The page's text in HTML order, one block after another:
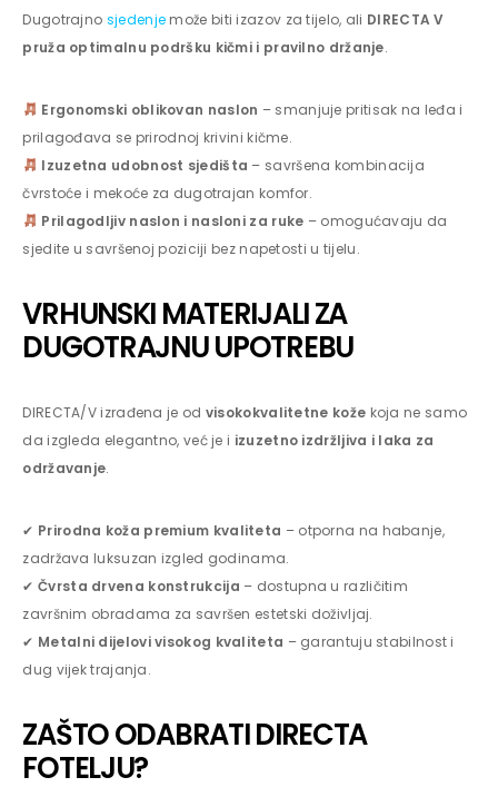
Dugotrajno sjedenje može biti izazov za tijelo, ali DIRECTA V
pruža optimalnu podršku kičmi i pravilno držanje.
Ergonomski oblikovan naslon – smanjuje pritisak na leđa i
prilagođava se prirodnoj krivini kičme.
Izuzetna udobnost sjedišta – savršena kombinacija
čvrstoće i mekoće za dugotrajan komfor.
Prilagodljiv naslon i nasloni za ruke – omogućavaju da
sjedite u savršenoj poziciji bez napetosti u tijelu.
VRHUNSKI MATERIJALI ZA
DUGOTRAJNU UPOTREBU
DIRECTA/V izrađena je od visokokvalitetne kože koja ne samo
da izgleda elegantno, već je i izuzetno izdržljiva i laka za
održavanje.
✔ Prirodna koža premium kvaliteta – otporna na habanje,
zadržava luksuzan izgled godinama.
✔ Čvrsta drvena konstrukcija – dostupna u različitim
završnim obradama za savršen estetski doživljaj.
✔ Metalni dijelovi visokog kvaliteta – garantuju stabilnost i
dug vijek trajanja.
ZAŠTO ODABRATI DIRECTA
FOTELJU?